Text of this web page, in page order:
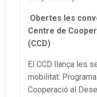
Obertes les
Centre de
(CCD)
El CCD llança les
mobilitat:
Cooperació al